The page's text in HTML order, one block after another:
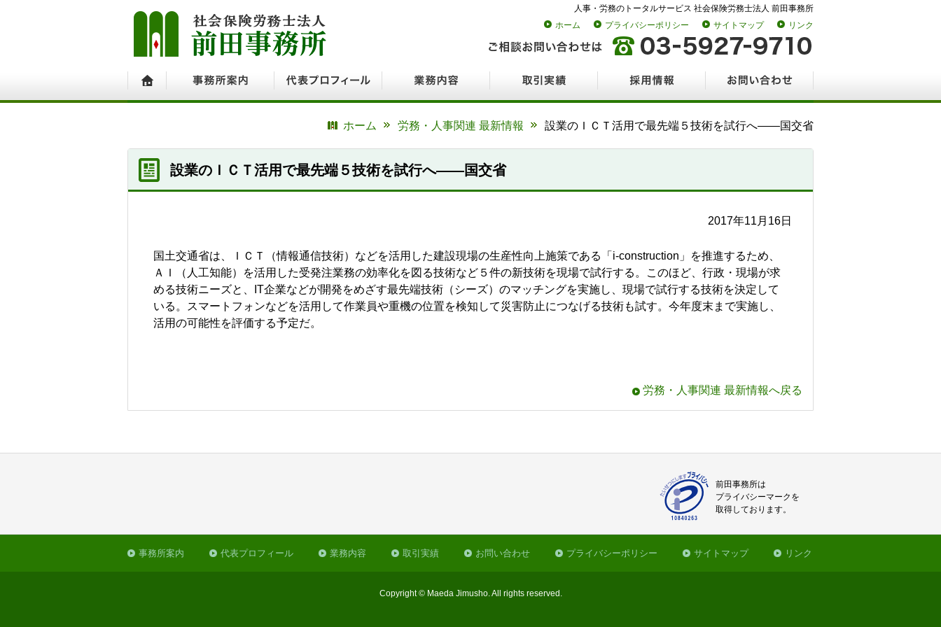
人事・労務のトータルサービス 社会保険労務士法人 前田事務所
ホーム
プライバシーポリシー サイトマップ リンク
ホーム
労務・人事関連 最新情報 設業のＩＣＴ活用で最先端５技術を試行へ――国交省
設業のＩＣＴ活用で最先端５技術を試行へ――国交省
2017年11月16日
国土交通省は、ＩＣＴ（情報通信技術）などを活用した建設現場の生産性向上施策である「i-construction」を推進するため、
ＡＩ（人工知能）を活用した受発注業務の効率化を図る技術など５件の新技術を現場で試行する。このほど、行政・現場が求
める技術ニーズと、IT企業などが開発をめざす最先端技術（シーズ）のマッチングを実施し、現場で試行する技術を決定して
いる。スマートフォンなどを活用して作業員や重機の位置を検知して災害防止につなげる技術も試す。今年度末まで実施し、
活用の可能性を評価する予定だ。
労務・人事関連 最新情報へ戻る
前田事務所は
プライバシーマークを
取得しております。
事務所案内 代表プロフィール 業務内容 取引実績 お問い合わせ プライバシーポリシー サイトマップ リンク
Copyright © Maeda Jimusho. All rights reserved.